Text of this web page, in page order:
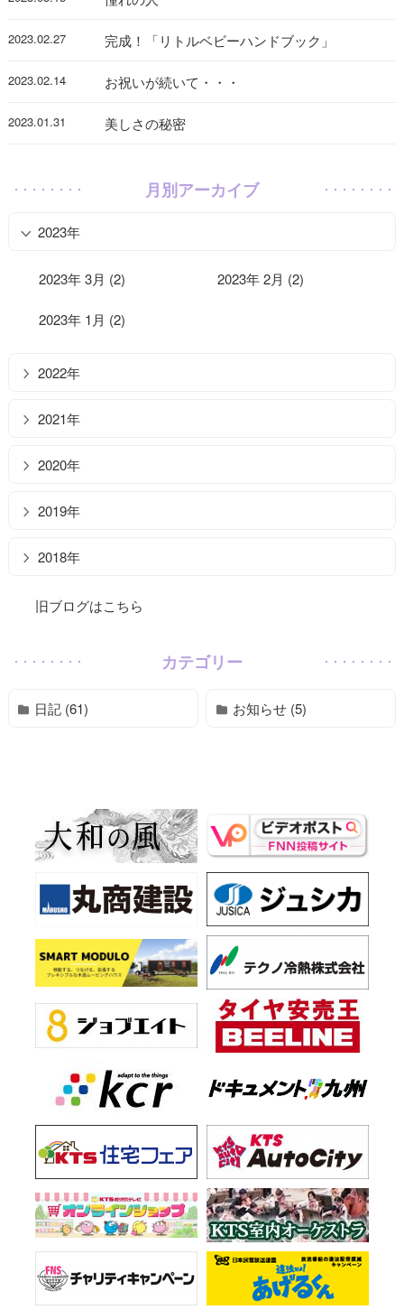
2023.02.27 完成！「リトルベビーハンドブック」
2023.02.14 お祝いが続いて・・・
2023.01.31 美しさの秘密
月別アーカイブ
2023年
2023年 3月 (2) 2023年 2月 (2)
2023年 1月 (2)
2022年
2021年
2020年
2019年
2018年
旧ブログはこちら
カテゴリー
日記 (61) お知らせ (5)